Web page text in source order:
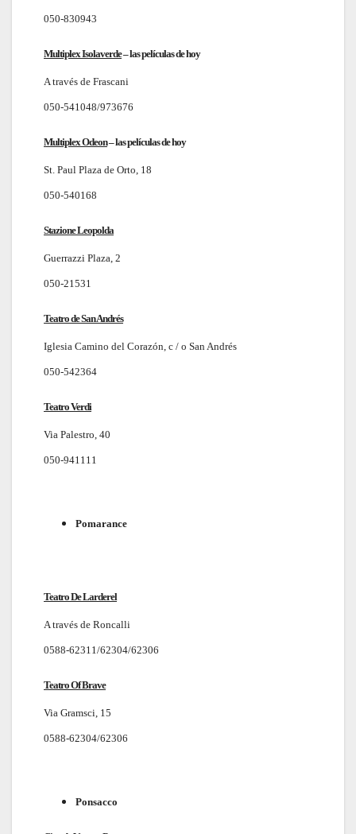
050-830943
Multiplex Isolaverde–las películas de hoy
A través de Frascani
050-541048/973676
Multiplex Odeon–las películas de hoy
St. Paul Plaza de Orto, 18
050-540168
Stazione Leopolda
Guerrazzi Plaza, 2
050-21531
Teatro de San Andrés
Iglesia Camino del Corazón, c / o San Andrés
050-542364
Teatro Verdi
Via Palestro, 40
050-941111
Pomarance
Teatro De Larderel
A través de Roncalli
0588-62311/62304/62306
Teatro Of Brave
Via Gramsci, 15
0588-62304/62306
Ponsacco